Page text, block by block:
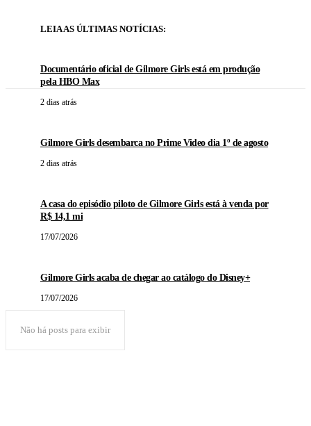
LEIA AS ÚLTIMAS NOTÍCIAS:
Documentário oficial de Gilmore Girls está em produção
pela HBO Max
2 dias atrás
Gilmore Girls desembarca no Prime Video dia 1º de agosto
2 dias atrás
A casa do episódio piloto de Gilmore Girls está à venda por
R$ 14,1 mi
17/07/2026
Gilmore Girls acaba de chegar ao catálogo do Disney+
17/07/2026
Não há posts para exibir